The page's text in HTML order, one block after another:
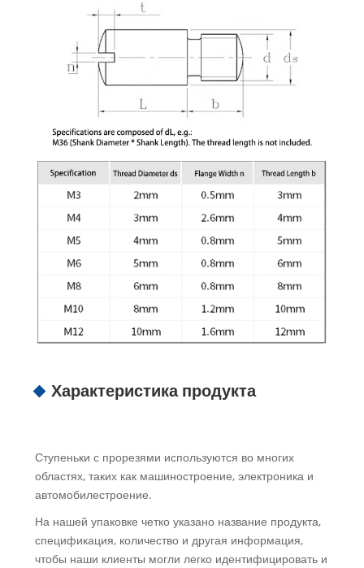
Характеристика продукта
Ступеньки с прорезями используются во многих
областях, таких как машиностроение, электроника и
автомобилестроение.
На нашей упаковке четко указано название продукта,
спецификация, количество и другая информация,
чтобы наши клиенты могли легко идентифицировать и